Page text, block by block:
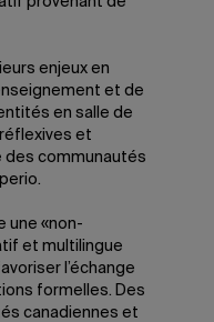
enjeux en
et de
en salle de
et
des communautés
une «non-
et multilingue
l’échange
formelles. Des
canadiennes et